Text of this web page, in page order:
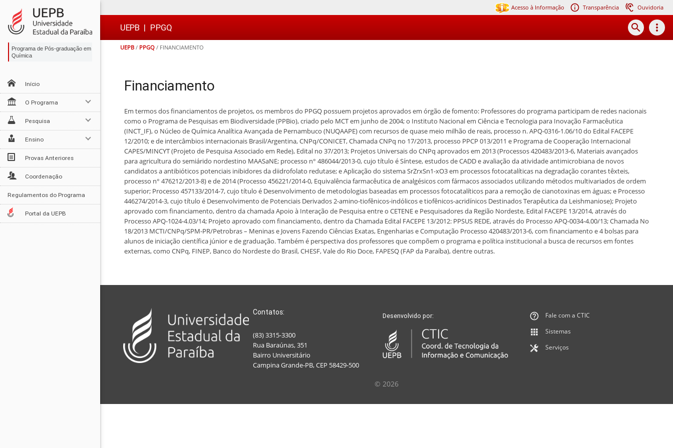
para
conteúdo
para
menu
para
busca
para
rodapé

Acesso à Informação Transparência Ouvidoria
UEPB | PPGQ search more_vert
UEPB / PPGQ / FINANCIAMENTO
Programa de Pós-graduação em
Química
Início
O Programa
Pesquisa
Ensino
Provas Anteriores
Coordenação
Regulamentos do Programa
Portal da UEPB
Financiamento
Em termos dos financiamentos de projetos, os membros do PPGQ possuem projetos aprovados em órgão de fomento: Professores do programa participam de redes nacionais
como o Programa de Pesquisas em Biodiversidade (PPBio), criado pelo MCT em junho de 2004; o Instituto Nacional em Ciência e Tecnologia para Inovação Farmacêutica
(INCT_IF), o Núcleo de Química Analítica Avançada de Pernambuco (NUQAAPE) com recursos de quase meio milhão de reais, processo n. APQ-0316-1.06/10 do Edital FACEPE
12/2010; e de intercâmbios internacionais Brasil/Argentina, CNPq/CONICET, Chamada CNPq no 17/2013, processo PPCP 013/2011 e Programa de Cooperação Internacional
CAPES/MINCYT (Projeto de Pesquisa Associado em Rede), Edital no 37/2013; Projetos Universais do CNPq aprovados em 2013 (Processos 420483/2013-6, Materiais avançados
para agricultura do semiárido nordestino MAASaNE; processo n° 486044/2013-0, cujo título é Síntese, estudos de CADD e avaliação da atividade antimicrobiana de novos
candidatos a antibióticos potenciais inibidores da diidrofolato redutase; e Aplicação do sistema SrZrxSn1-xO3 em processos fotocatalíticas na degradação corantes têxteis,
processo n° 476212/2013-8) e de 2014 (Processo 456221/2014-0, Equivalência farmacêutica de analgésicos com fármacos associados utilizando métodos multivariados de ordem
superior; Processo 457133/2014-7, cujo título é Desenvolvimento de metodologias baseadas em processos fotocatalíticos para a remoção de cianotoxinas em águas; e Processo
446274/2014-3, cujo título é Desenvolvimento de Potenciais Derivados 2-amino-tiofênicos-indólicos e tiofênicos-acridínicos Destinados Terapêutica da Leishmaniose); Projeto
aprovado com financiamento, dentro da chamada Apoio à Interação de Pesquisa entre o CETENE e Pesquisadores da Região Nordeste, Edital FACEPE 13/2014, através do
Processo APQ-1024-4.03/14; Projeto aprovado com financiamento, dentro da Chamada Edital FACEPE 13/2012: PPSUS REDE, através do Processo APQ-0034-4.00/13; Chamada No
18/2013 MCTI/CNPq/SPM-PR/Petrobras – Meninas e Jovens Fazendo Ciências Exatas, Engenharias e Computação Processo 420483/2013-6, com financiamento e 4 bolsas para
alunos de iniciação científica júnior e de graduação. Também é perspectiva dos professores que compõem o programa e política institucional a busca de recursos em fontes
externas, como CNPq, FINEP, Banco do Nordeste do Brasil, CHESF, Vale do Rio Doce, FAPESQ (FAP da Paraíba), dentre outras.
Contatos:
(83) 3315-3300
Rua Baraúnas, 351
Bairro Universitário
Campina Grande-PB, CEP 58429-500
Desenvolvido por:
Fale com a CTIC
Sistemas
Serviços
© 2026